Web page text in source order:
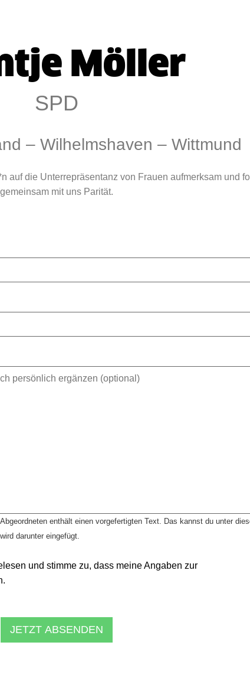
Möller
SPD
– Wilhelmshaven – Wittmund
auf die Unterrepräsentanz von Frauen aufmerksam und
gemeinsam mit uns Parität.
enthält einen vorgefertigten Text. Das kannst du unter
darunter eingefügt.
und stimme zu, dass meine Angaben zur
JETZT ABSENDEN